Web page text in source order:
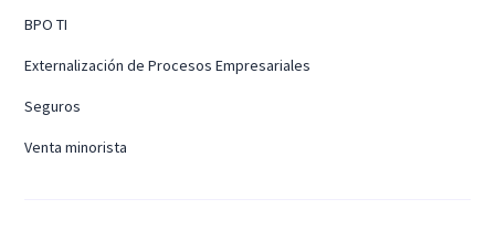
BPO TI
Externalización de Procesos Empresariales
Seguros
Venta minorista